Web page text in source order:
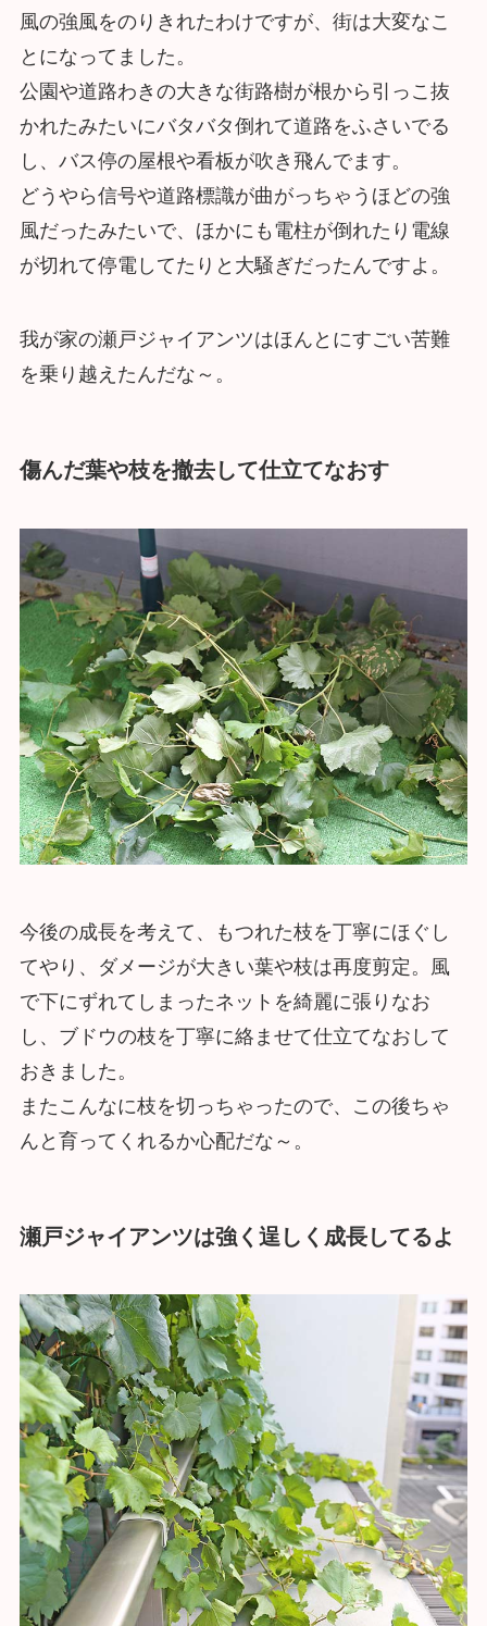
風の強風をのりきれたわけですが、街は大変なこ
とになってました。
公園や道路わきの大きな街路樹が根から引っこ抜
かれたみたいにバタバタ倒れて道路をふさいでる
し、バス停の屋根や看板が吹き飛んでます。
どうやら信号や道路標識が曲がっちゃうほどの強
風だったみたいで、ほかにも電柱が倒れたり電線
が切れて停電してたりと大騒ぎだったんですよ。
我が家の瀬戸ジャイアンツはほんとにすごい苦難
を乗り越えたんだな～。
傷んだ葉や枝を撤去して仕立てなおす
今後の成長を考えて、もつれた枝を丁寧にほぐし
てやり、ダメージが大きい葉や枝は再度剪定。風
で下にずれてしまったネットを綺麗に張りなお
し、ブドウの枝を丁寧に絡ませて仕立てなおして
おきました。
またこんなに枝を切っちゃったので、この後ちゃ
んと育ってくれるか心配だな～。
瀬戸ジャイアンツは強く逞しく成長してるよ